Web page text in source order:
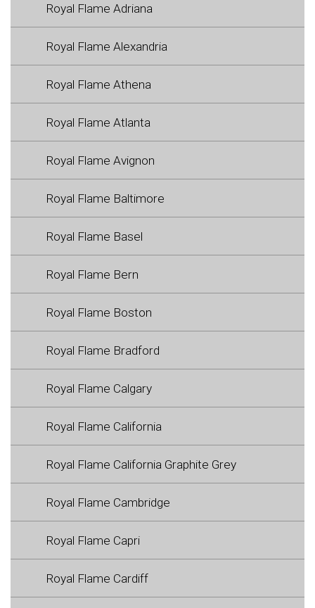
Royal Flame Adriana
Royal Flame Alexandria
Royal Flame Athena
Royal Flame Atlanta
Royal Flame Avignon
Royal Flame Baltimore
Royal Flame Basel
Royal Flame Bern
Royal Flame Boston
Royal Flame Bradford
Royal Flame Calgary
Royal Flame California
Royal Flame California Graphite Grey
Royal Flame Cambridge
Royal Flame Capri
Royal Flame Cardiff